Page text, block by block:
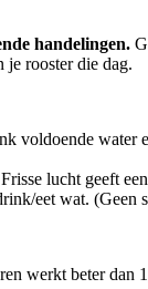
handelingen.
je rooster die dag.
voldoende water
lucht geeft
eet wat. (Geen
werkt beter dan